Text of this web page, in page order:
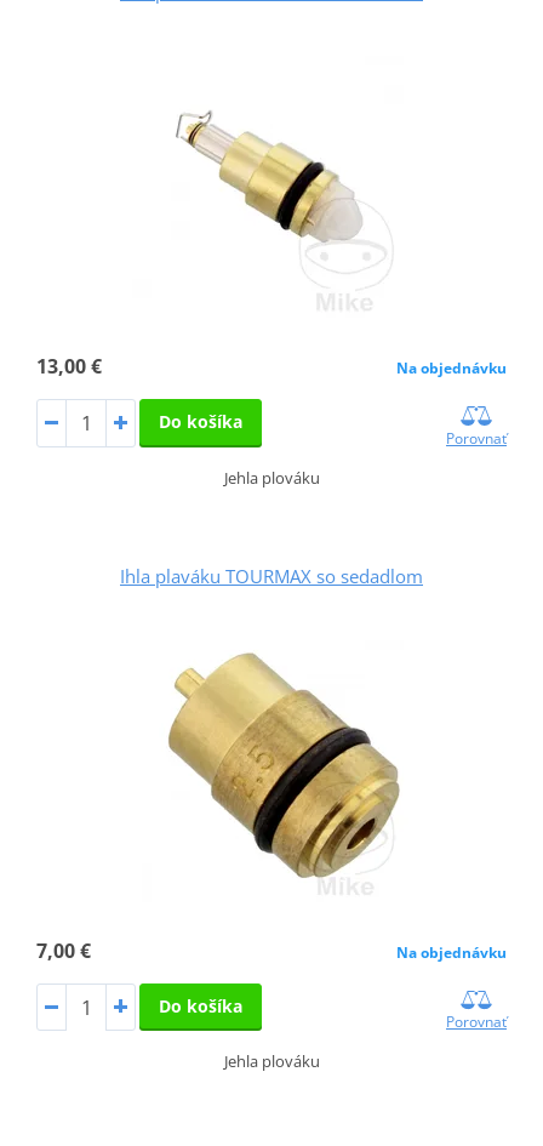
13,00 € Na objednávku
Do košíka
Porovnať
Jehla plováku
Ihla plaváku TOURMAX so sedadlom
7,00 € Na objednávku
Do košíka
Porovnať
Jehla plováku